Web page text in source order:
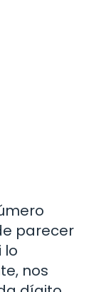
parecer
lo
nos